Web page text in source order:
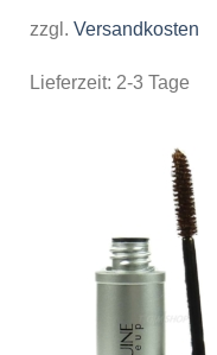
zzgl. Versandkosten
Lieferzeit: 2-3 Tage